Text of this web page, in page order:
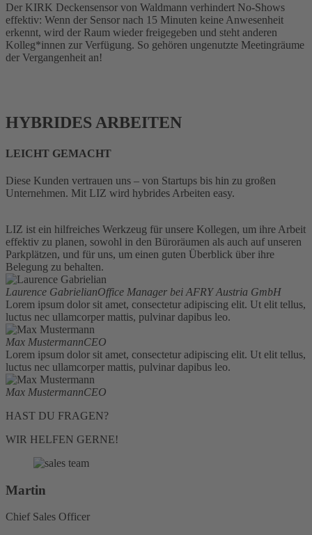
Der KIRK Deckensensor von Waldmann verhindert No-Shows
effektiv: Wenn der Sensor nach 15 Minuten keine Anwesenheit
erkennt, wird der Raum wieder freigegeben und steht anderen
Kolleg*innen zur Verfügung. So gehören ungenutzte Meetingräume
der Vergangenheit an!
HYBRIDES ARBEITEN
LEICHT GEMACHT
Diese Kunden vertrauen uns – von Startups bis hin zu großen
Unternehmen. Mit LIZ wird hybrides Arbeiten easy.
LIZ ist ein hilfreiches Werkzeug für unsere Kollegen, um ihre Arbeit
effektiv zu planen, sowohl in den Büroräumen als auch auf unseren
Parkplätzen, und für uns, um einen guten Überblick über ihre
Belegung zu behalten.
Laurence GabrielianOffice Manager bei AFRY Austria GmbH
Lorem ipsum dolor sit amet, consectetur adipiscing elit. Ut elit tellus,
luctus nec ullamcorper mattis, pulvinar dapibus leo.
Max MustermannCEO
Lorem ipsum dolor sit amet, consectetur adipiscing elit. Ut elit tellus,
luctus nec ullamcorper mattis, pulvinar dapibus leo.
Max MustermannCEO
HAST DU FRAGEN?
WIR HELFEN GERNE!
Martin
Chief Sales Officer